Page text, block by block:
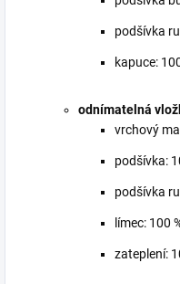
podšívka
kapuce:
odnímatelná
vrchový
podšívka:
podšívka
límec: 100
zateplení: